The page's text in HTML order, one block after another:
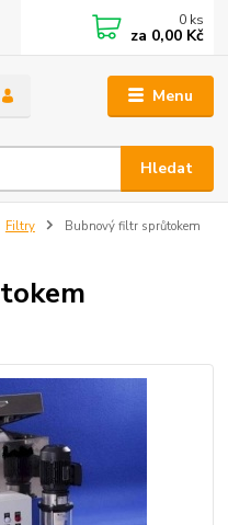
Menu
Hledat
0 ks
za 0,00 Kč
Filtry
Bubnový filtr sprůtokem